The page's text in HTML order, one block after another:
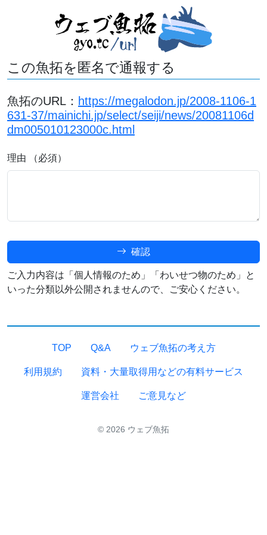
この魚拓を匿名で通報する
魚拓のURL： https://megalodon.jp/2008-1106-1
631-37/mainichi.jp/select/seiji/news/20081106d
dm005010123000c.html
理由 （必須）
確認
ご入力内容は「個人情報のため」「わいせつ物のため」と
いった分類以外公開されませんので、ご安心ください。
TOP Q&A ウェブ魚拓の考え方
利用規約 資料・大量取得用などの有料サービス
運営会社 ご意見など
© 2026 ウェブ魚拓